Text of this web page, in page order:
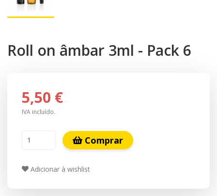
Roll on âmbar 3ml - Pack 6
5,50 €
IVA incluído.
Comprar
Adicionar à wishlist